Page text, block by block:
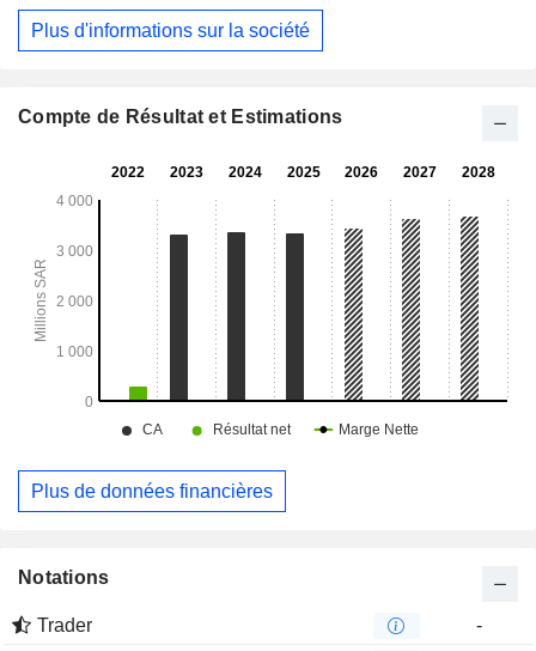
de la vente en gros et de la restauration. La société exploite
environ quatorze succursales dans le Royaume, dont douze
produit de la viande hachée, des poitrines de poulet, des
Plus d'informations sur la société
Compte de Résultat et Estimations
Plus de données financières
Notations
Trader
-